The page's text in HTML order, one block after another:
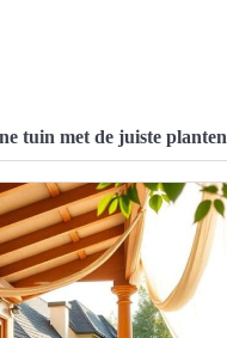
tuin met de juiste planten